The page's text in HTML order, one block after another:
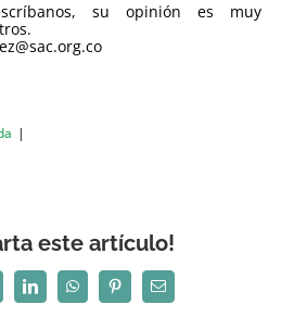
su opinión es muy
|
este artículo!
LinkedInWhatsAppPinterestCorreo
electrónico